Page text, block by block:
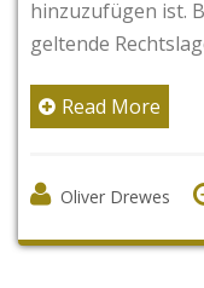
hinzuzufügen ist.
geltende
Read More
Oliver Drewes